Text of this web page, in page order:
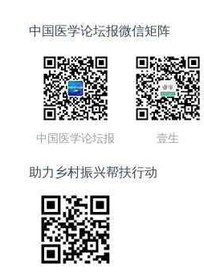
中国医学论坛报微信矩阵
中国医学论坛报 壹生
助力乡村振兴帮扶行动